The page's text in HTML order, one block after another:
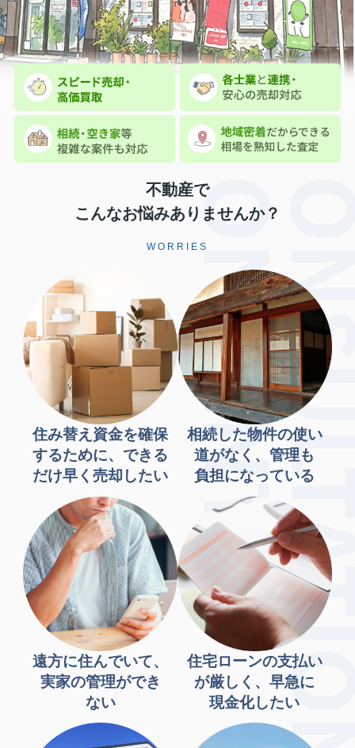
不動産で
こんなお悩みありませんか？
WORRIES
住み替え資金を確保
するために、できる
だけ早く売却したい
相続した物件の使い
道がなく、管理も
負担になっている
遠方に住んでいて、
実家の管理ができ
ない
住宅ローンの支払い
が厳しく、早急に
現金化したい